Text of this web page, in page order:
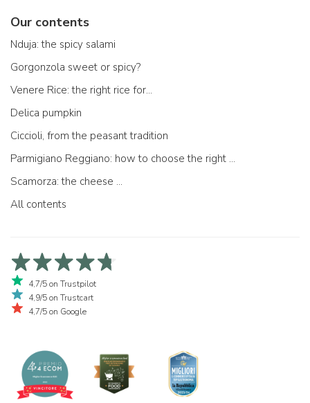
Our contents
Nduja: the spicy salami
Gorgonzola sweet or spicy?
Venere Rice: the right rice for...
Delica pumpkin
Ciccioli, from the peasant tradition
Parmigiano Reggiano: how to choose the right one
Scamorza: the cheese ...
All contents
4,7/5 on Trustpilot
4,9/5 on Trustcart
4,7/5 on Google